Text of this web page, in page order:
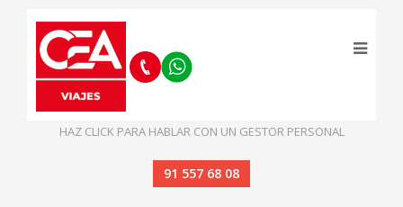
HAZ CLICK PARA HABLAR CON UN GESTOR PERSONAL
91 557 68 08